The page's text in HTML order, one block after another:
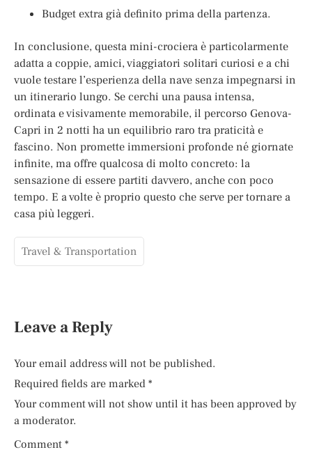
Budget extra già definito prima della partenza.
In conclusione, questa mini-crociera è particolarmente
adatta a coppie, amici, viaggiatori solitari curiosi e a chi
vuole testare l’esperienza della nave senza impegnarsi in
un itinerario lungo. Se cerchi una pausa intensa,
ordinata e visivamente memorabile, il percorso Genova-
Capri in 2 notti ha un equilibrio raro tra praticità e
fascino. Non promette immersioni profonde né giornate
infinite, ma offre qualcosa di molto concreto: la
sensazione di essere partiti davvero, anche con poco
tempo. E a volte è proprio questo che serve per tornare a
casa più leggeri.
Travel & Transportation
Leave a Reply
Your email address will not be published.
Required fields are marked *
Your comment will not show until it has been approved by
a moderator.
Comment *